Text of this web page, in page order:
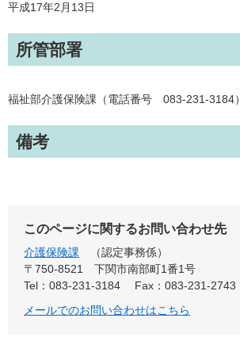
平成17年2月13日
所管部署
福祉部介護保険課（電話番号 083-231-3184）
備考
このページに関するお問い合わせ先
介護保険課
認定事務係
〒750-8521
下関市南部町1番1号
Tel：083-231-3184
Fax：083-231-2743
メールでのお問い合わせはこちら